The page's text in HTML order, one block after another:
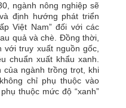
ngành nông nghiệp sẽ
định hướng phát triển
Việt Nam” đối với các
quả và chè. Đồng thời,
với truy xuất nguồn gốc,
chuẩn xuất khẩu xanh.
ngành trồng trọt, khi
chỉ phụ thuộc vào
thuộc mức độ “xanh”